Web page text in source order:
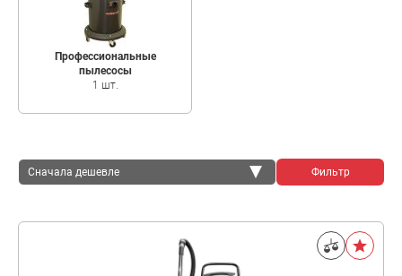
Профессиональные
пылесосы
1 шт.
Сначала дешевле Фильтр